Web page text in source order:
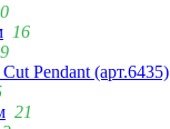
16
9
Pendant (арт.6435)
21